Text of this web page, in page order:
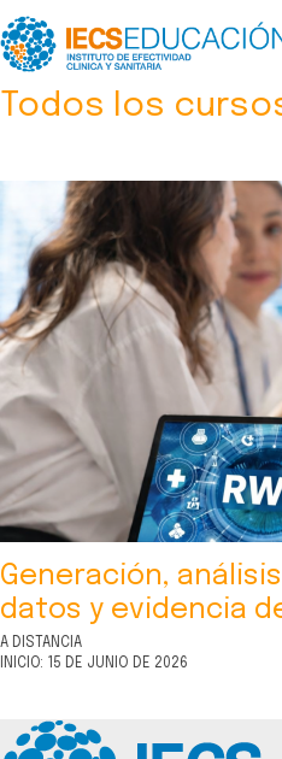
Todos los
Generación,
datos y evidencia
A DISTANCIA
INICIO: 15 DE JUNIO DE 2026